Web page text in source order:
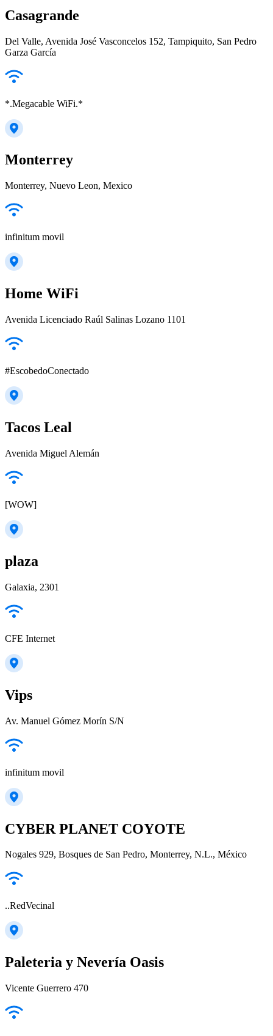
Casagrande
Del Valle, Avenida José Vasconcelos 152, Tampiquito, San Pedro
Garza García
*.Megacable WiFi.*
Monterrey
Monterrey, Nuevo Leon, Mexico
infinitum movil
Home WiFi
Avenida Licenciado Raúl Salinas Lozano 1101
#EscobedoConectado
Tacos Leal
Avenida Miguel Alemán
[WOW]
plaza
Galaxia, 2301
CFE Internet
Vips
Av. Manuel Gómez Morín S/N
infinitum movil
CYBER PLANET COYOTE
Nogales 929, Bosques de San Pedro, Monterrey, N.L., México
..RedVecinal
Paleteria y Nevería Oasis
Vicente Guerrero 470